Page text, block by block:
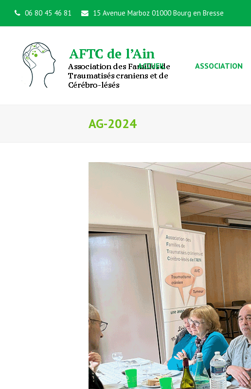
06 80 45 46 81 15 Avenue Marboz 01000 Bourg en Bresse
ACCUEIL ASSOCIATION
AG-2024